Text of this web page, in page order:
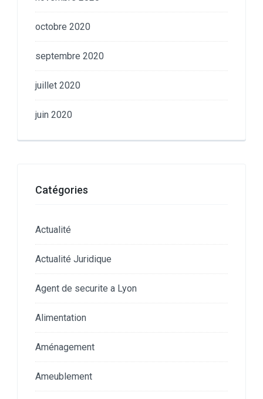
octobre 2020
septembre 2020
juillet 2020
juin 2020
Catégories
Actualité
Actualité Juridique
Agent de securite a Lyon
Alimentation
Aménagement
Ameublement